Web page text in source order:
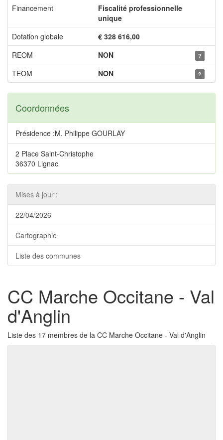
Financement
Fiscalité professionnelle
unique
Dotation globale
€ 328 616,00
REOM
NON ?
TEOM NON ?
Coordonnées
Présidence :M. Philippe GOURLAY
2 Place Saint-Christophe
36370 Lignac
Mises à jour :
22/04/2026
Cartographie
Liste des communes
CC Marche Occitane - Val
d'Anglin
Liste des 17 membres de la CC Marche Occitane - Val d'Anglin